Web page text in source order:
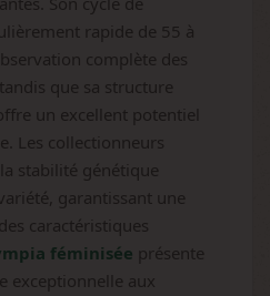
rapide de 55 à
complète des
que sa structure
un excellent potentiel
Les collectionneurs
stabilité génétique
garantissant une
caractéristiques
féminisée présente
exceptionnelle aux